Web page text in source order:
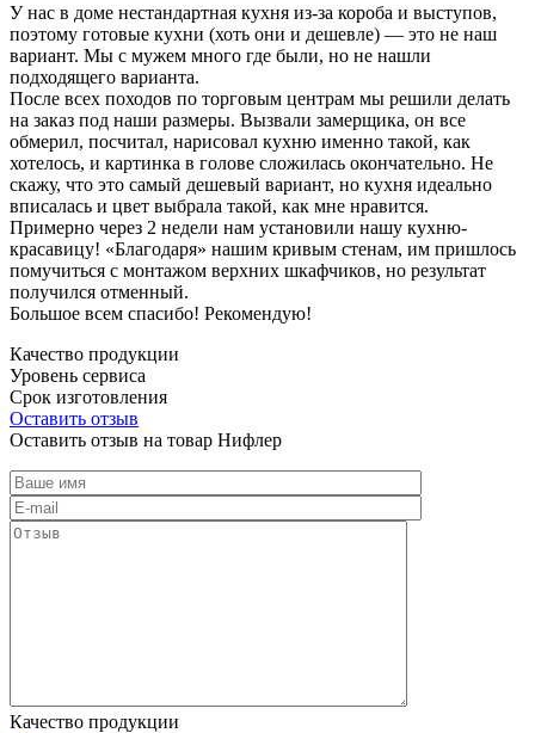
У нас в доме нестандартная кухня из-за короба и выступов,
поэтому готовые кухни (хоть они и дешевле) — это не наш
вариант. Мы с мужем много где были, но не нашли
подходящего варианта.
После всех походов по торговым центрам мы решили делать
на заказ под наши размеры. Вызвали замерщика, он все
обмерил, посчитал, нарисовал кухню именно такой, как
хотелось, и картинка в голове сложилась окончательно. Не
скажу, что это самый дешевый вариант, но кухня идеально
вписалась и цвет выбрала такой, как мне нравится.
Примерно через 2 недели нам установили нашу кухню-
красавицу! «Благодаря» нашим кривым стенам, им пришлось
помучиться с монтажом верхних шкафчиков, но результат
получился отменный.
Большое всем спасибо! Рекомендую!
Качество продукции
Уровень сервиса
Срок изготовления
Оставить отзыв
Оставить отзыв на товар Нифлер
Качество продукции